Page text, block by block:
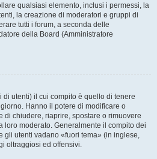
qualsiasi elemento, inclusi i permessi, la
la creazione di moderatori e gruppi di
tutti i forum, a seconda delle
della Board (Amministratore
di utenti) il cui compito è quello di tenere
Hanno il potere di modificare o
di chiudere, riaprire, spostare o rimuovere
loro moderato. Generalmente il compito dei
gli utenti vadano «fuori tema» (in inglese,
oltraggiosi ed offensivi.